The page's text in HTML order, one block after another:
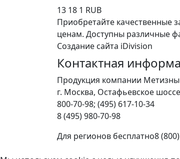
13 18 1 RUB
Приобретайте качественные
ценам. Доступны различные
Создание сайта iDivision
Контактная
Продукция компании
г. Москва, Остафьевское
800-70-98; (495) 617-10-34
8 (495) 980-70-98
Для регионов бесплатно8